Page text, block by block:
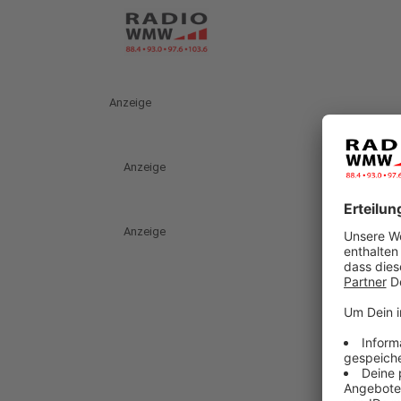
Anzeige
Anzeige
Anzeige